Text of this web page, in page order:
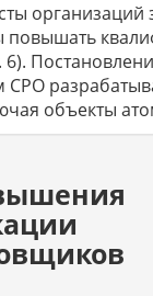
объекты